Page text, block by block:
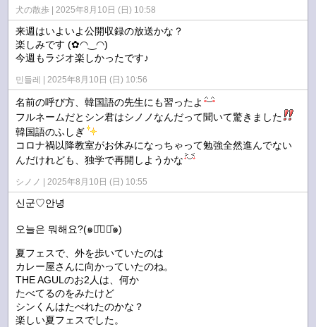
犬の散歩 2025年8月10日 (日) 10:58
来週はいよいよ公開収録の放送かな？
楽しみです (✿◠‿◠)
今週もラジオ楽しかったです♪
민들레 2025年8月10日 (日) 10:56
名前の呼び方、韓国語の先生にも習ったよ
フルネームだとシン君はシノノなんだって聞いて驚きました
韓国語のふしぎ
コロナ禍以降教室がお休みになっちゃって勉強全然進んでない
んだけれども、独学で再開しようかな
シノノ 2025年8月10日 (日) 10:55
신군♡안녕
오늘은 뭐해요?(๑･̑◡･̑๑)
夏フェスで、外を歩いていたのは
カレー屋さんに向かっていたのね。
THE AGULのお2人は、何か
たべてるのをみたけど
シンくんはたべれたのかな？
楽しい夏フェスでした。